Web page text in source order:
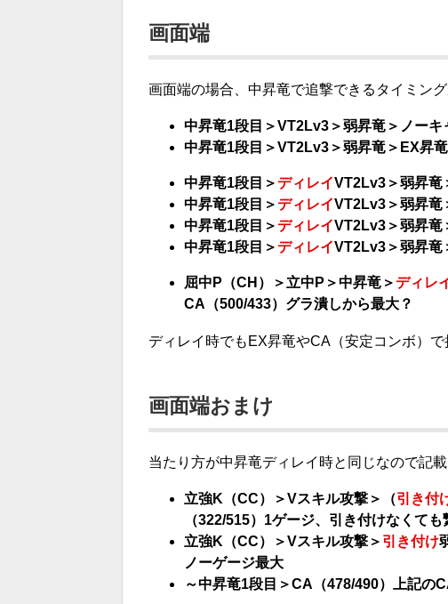
画面端
画面端の場合、中昇竜で追撃できるタイミング
中昇竜1段目＞VT2Lv3＞弱昇竜＞ノー
中昇竜1段目＞VT2Lv3＞弱昇竜＞EX昇
中昇竜1段目＞ディレイVT2Lv3＞弱昇竜
中昇竜1段目＞ディレイVT2Lv3＞弱昇竜
中昇竜1段目＞ディレイVT2Lv3＞弱昇竜
中昇竜1段目＞ディレイVT2Lv3＞弱昇竜
屈中P（CH）＞立中P＞中昇竜＞ディレ
CA（500/433）グラ潰しから最大？
ディレイ時でもEX昇竜やCA（安定コンボ）で
画面端おまけ
当たり方が中昇竜ディレイ時と同じなので記載
立強K（CC）＞Vスキル攻撃＞（引き付
（322/515）1ゲージ、引き付けなくて
立強K（CC）＞Vスキル攻撃＞ 引き付け
ノーゲージ最大
～中昇竜1段目＞CA（478/490）上記の